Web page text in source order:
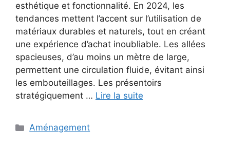
esthétique et fonctionnalité. En 2024, les
tendances mettent l’accent sur l’utilisation de
matériaux durables et naturels, tout en créant
une expérience d’achat inoubliable. Les allées
spacieuses, d’au moins un mètre de large,
permettent une circulation fluide, évitant ainsi
les embouteillages. Les présentoirs
stratégiquement … Lire la suite
Catégories
Aménagement